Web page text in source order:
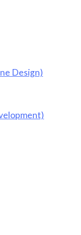
Design)